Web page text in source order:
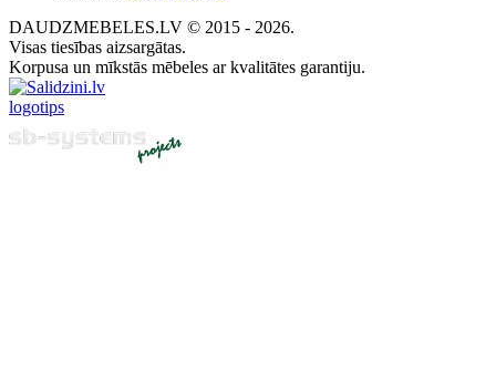
DAUDZMEBELES.LV © 2015 - 2026.
Visas tiesības aizsargātas.
Korpusa un mīkstās mēbeles ar kvalitātes garantiju.